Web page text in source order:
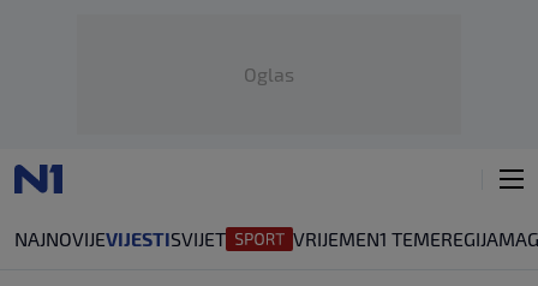
Oglas
NAJNOVIJEVIJESTISVIJET VRIJEMEN1 TEMEREGIJA